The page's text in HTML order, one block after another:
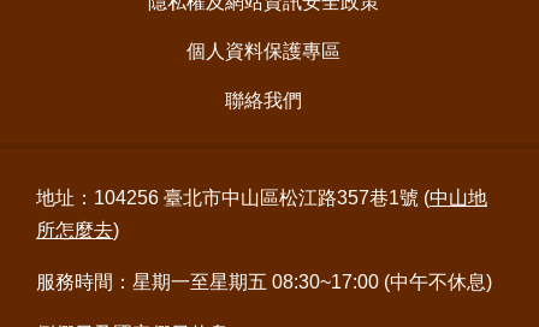
個人資料保護專區
聯絡我們
地址：104256 臺北市中山區松江路357巷1號 (中山地
所怎麼去)
服務時間：星期一至星期五 08:30~17:00 (中午不休息)